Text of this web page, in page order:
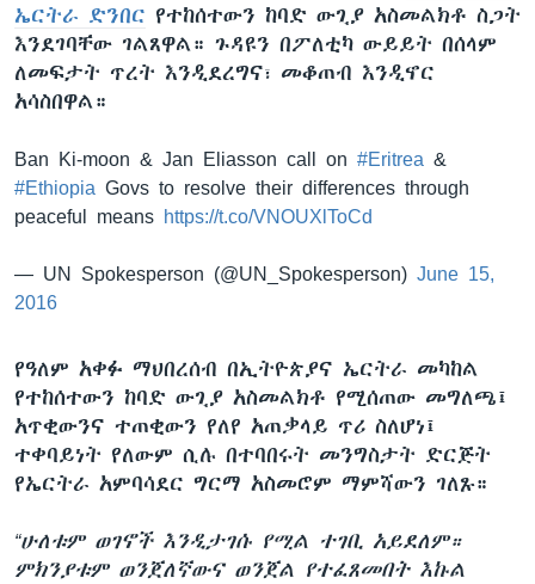
ኤርትራ ድንበር የተከሰተውን ከባድ ውጊያ አስመልክቶ ስጋት
እንደገባቸው ገልጸዋል። ጉዳዩን በፖለቲካ ውይይት በሰላም
ለመፍታት ጥረት እንዲደረግና፣ መቆጠብ እንዲኖር
አሳስበዋል።
Ban Ki-moon & Jan Eliasson call on #Eritrea &
#Ethiopia Govs to resolve their differences through
peaceful means https://t.co/VNOUXlToCd
— UN Spokesperson (@UN_Spokesperson) June 15,
2016
የዓለም አቀፉ ማህበረሰብ በኢትዮጵያና ኤርትራ መካከል
የተከሰተውን ከባድ ውጊያ አስመልክቶ የሚሰጠው መግለጫ፤
አጥቂውንና ተጠቂውን የለየ አጠቃላይ ጥሪ ስለሆነ፤
ተቀባይነት የለውም ሲሉ በተባበሩት መንግስታት ድርጅት
የኤርትራ አምባሳደር ግርማ አስመሮም ማምሻውን ገለጹ።
“ሁለቱም ወገኖች እንዲታገሱ የሚል ተገቢ አይደለም።
ምክንያቱም ወንጀለኛውና ወንጀል የተፈጸመበት እኩል